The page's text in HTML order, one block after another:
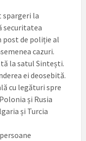
spargeri la
securitatea
de poliție al
cazuri.
la satul Sintești.
ei deosebită.
cu legături spre
și Rusia
și Turcia